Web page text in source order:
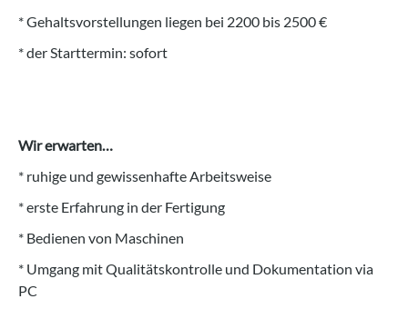
* Gehaltsvorstellungen liegen bei 2200 bis 2500 €
* der Starttermin: sofort
Wir erwarten…
* ruhige und gewissenhafte Arbeitsweise
* erste Erfahrung in der Fertigung
* Bedienen von Maschinen
* Umgang mit Qualitätskontrolle und Dokumentation via
PC